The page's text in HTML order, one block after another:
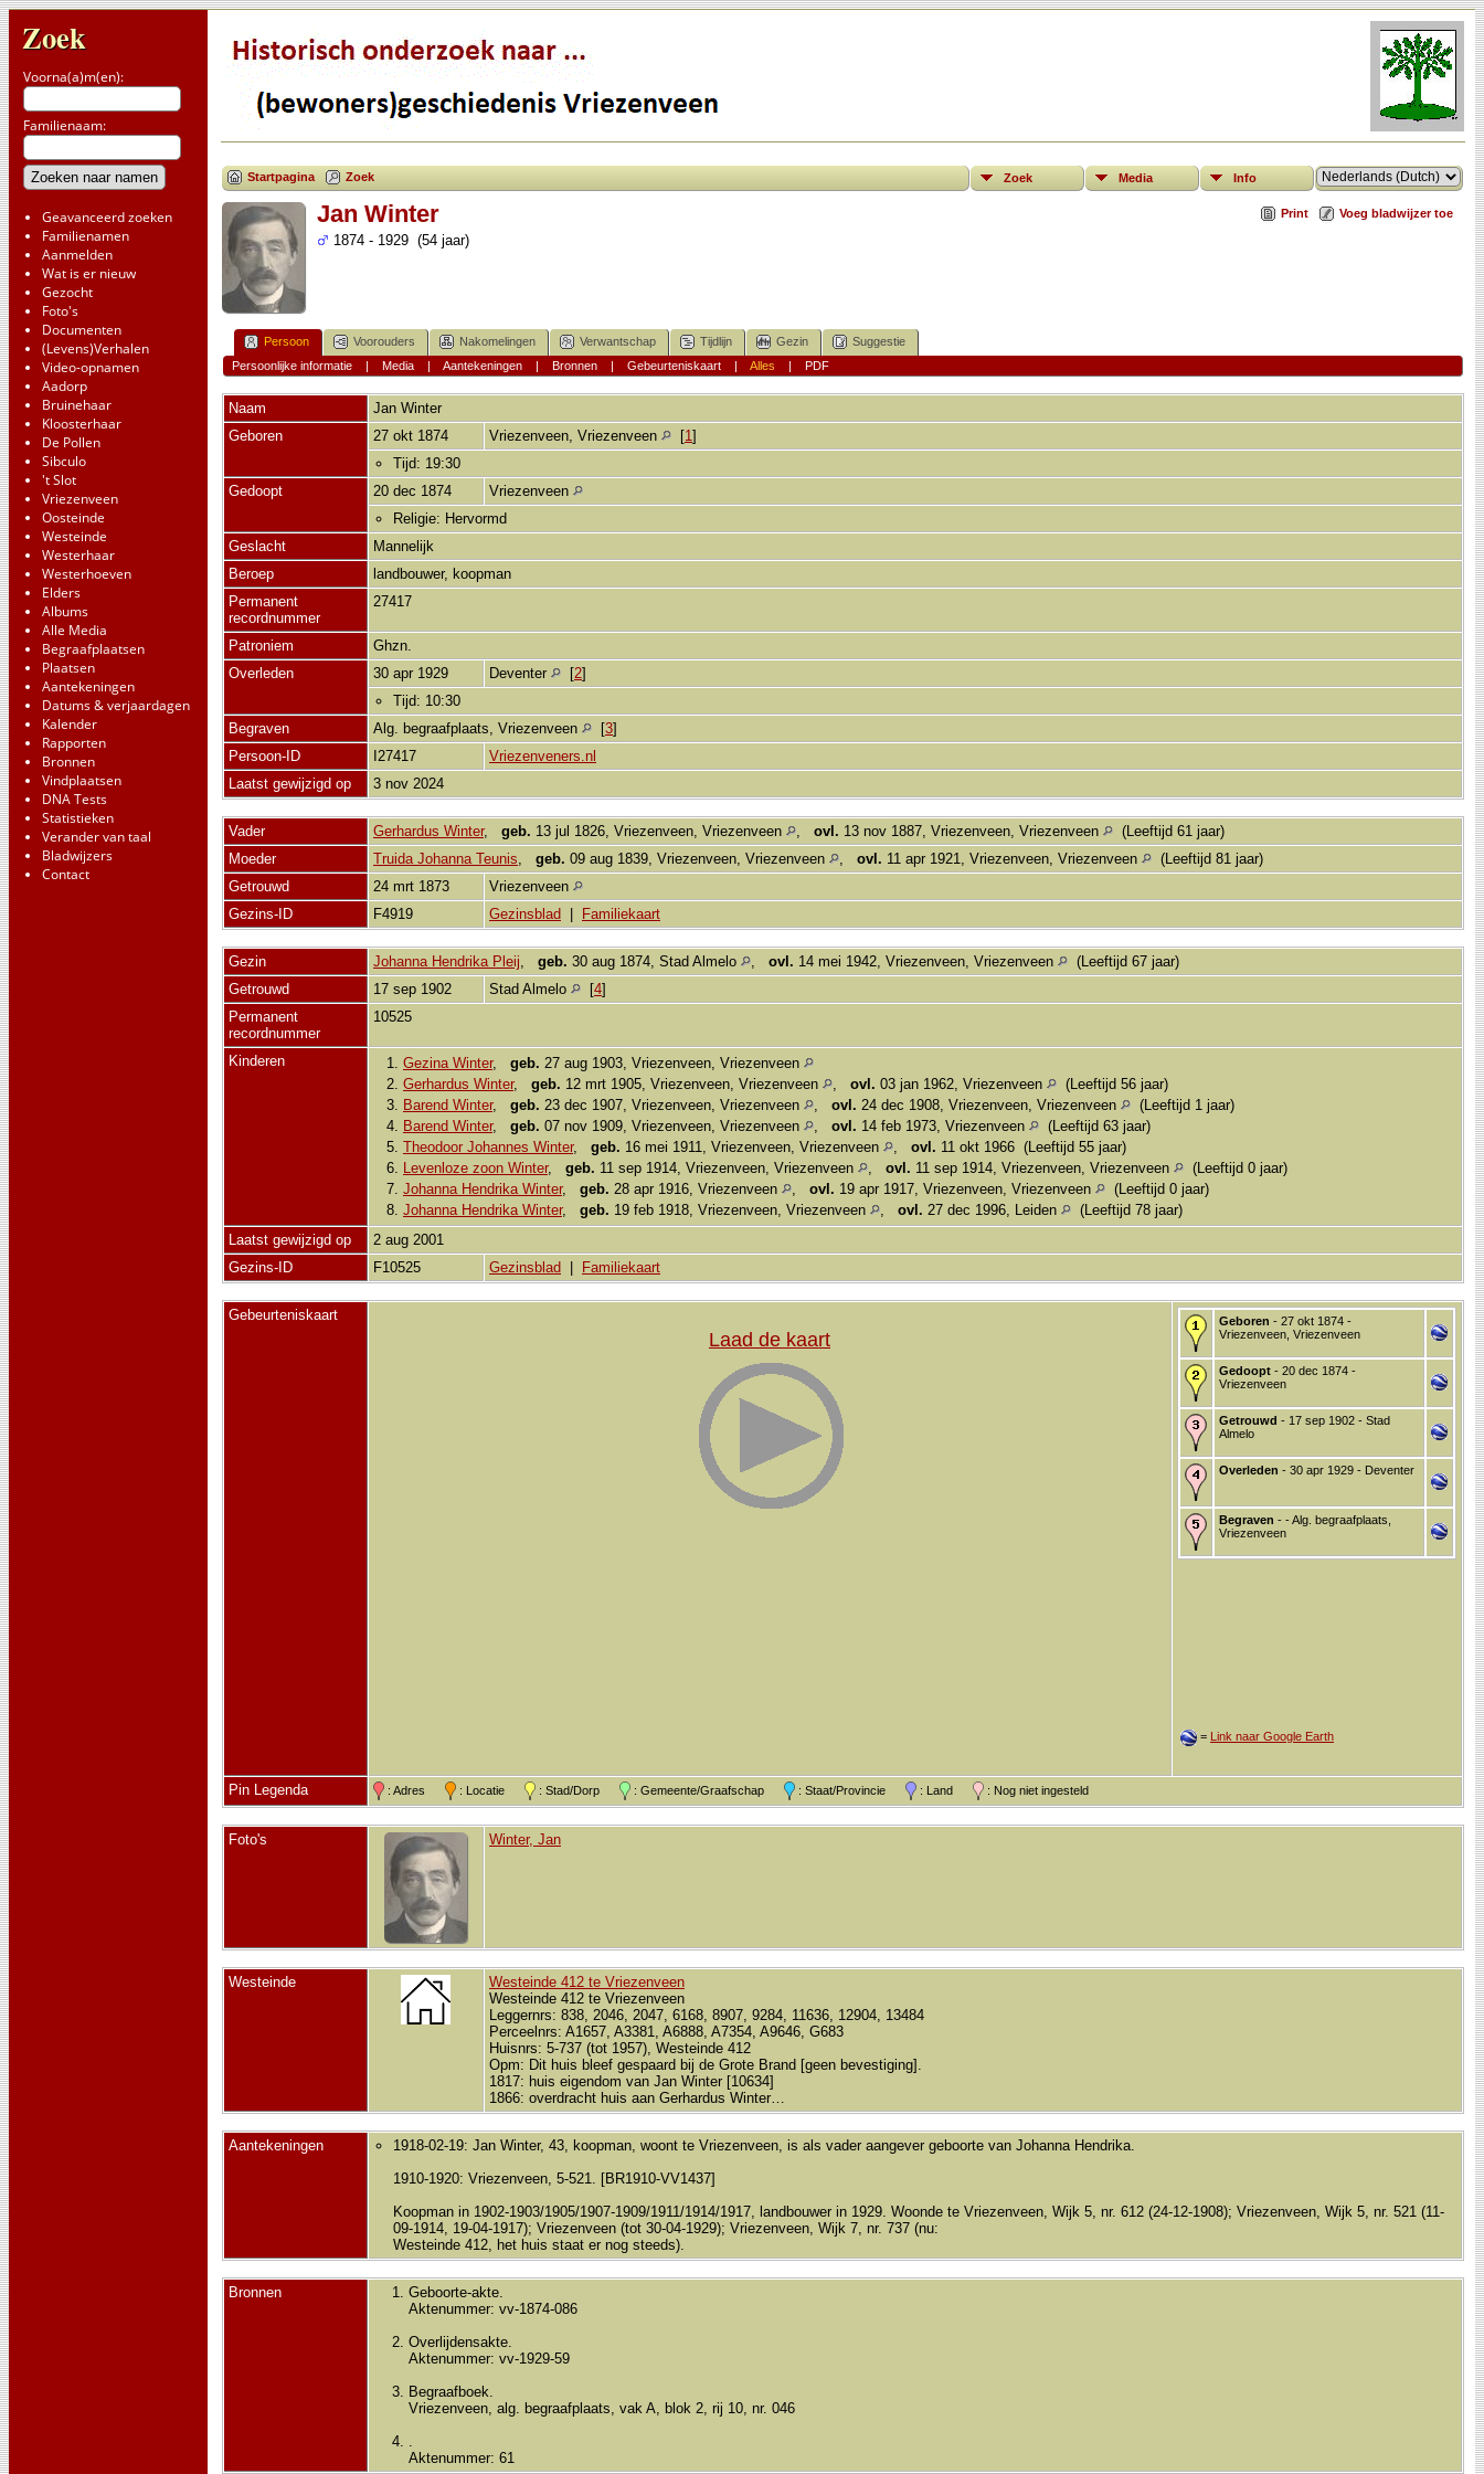
Zoek
Voorna(a)m(en):
Familienaam:
Geavanceerd zoeken
Familienamen
Aanmelden
Wat is er nieuw
Gezocht
Foto's
Documenten
(Levens)Verhalen
Video-opnamen
Aadorp
Bruinehaar
Kloosterhaar
De Pollen
Sibculo
't Slot
Vriezenveen
Oosteinde
Westeinde
Westerhaar
Westerhoeven
Elders
Albums
Alle Media
Begraafplaatsen
Plaatsen
Aantekeningen
Datums & verjaardagen
Kalender
Rapporten
Bronnen
Vindplaatsen
DNA Tests
Statistieken
Verander van taal
Bladwijzers
Contact
Startpagina Zoek Zoek Media Info
Print Voeg bladwijzer toe
Jan Winter
1874 - 1929 (54 jaar)
Persoon Voorouders Nakomelingen Verwantschap Tijdlijn Gezin
Suggestie
Persoonlijke informatie| Media| Aantekeningen| Bronnen| Gebeurteniskaart| Alles | PDF
Naam Jan Winter
Geboren
27 okt 1874 Vriezenveen, Vriezenveen [1]
Tijd: 19:30
Gedoopt
20 dec 1874
Vriezenveen
Religie: Hervormd
Geslacht
Mannelijk
Beroep
landbouwer, koopman
Permanent
recordnummer
27417
Patroniem
Ghzn.
Overleden
30 apr 1929 Deventer [2]
Tijd: 10:30
Begraven
Alg. begraafplaats, Vriezenveen [3]
Persoon-ID
I27417
Vriezenveners.nl
Laatst gewijzigd op
3 nov 2024
Vader Gerhardus Winter, geb. 13 jul 1826, Vriezenveen, Vriezenveen , ovl. 13 nov 1887, Vriezenveen, Vriezenveen
(Leeftijd 61 jaar)
Moeder
Truida Johanna Teunis, geb. 09 aug 1839, Vriezenveen, Vriezenveen , ovl. 11 apr 1921, Vriezenveen, Vriezenveen
(Leeftijd 81 jaar)
Getrouwd
24 mrt 1873
Vriezenveen
Gezins-ID
F4919 Gezinsblad Familiekaart
Gezin Johanna Hendrika Pleij, geb. 30 aug 1874, Stad Almelo , ovl. 14 mei 1942, Vriezenveen, Vriezenveen
(Leeftijd 67 jaar)
Getrouwd
17 sep 1902 Stad Almelo [4]
Permanent
recordnummer
10525
Kinderen 1. Gezina Winter, geb. 27 aug 1903, Vriezenveen, Vriezenveen
2. Gerhardus Winter, geb. 12 mrt 1905, Vriezenveen, Vriezenveen , ovl. 03 jan 1962, Vriezenveen
(Leeftijd 56 jaar)
3. Barend Winter, geb. 23 dec 1907, Vriezenveen, Vriezenveen , ovl. 24 dec 1908, Vriezenveen, Vriezenveen
(Leeftijd 1 jaar)
4. Barend Winter, geb. 07 nov 1909, Vriezenveen, Vriezenveen , ovl. 14 feb 1973, Vriezenveen
(Leeftijd 63 jaar)
5. Theodoor Johannes Winter, geb. 16 mei 1911, Vriezenveen, Vriezenveen , ovl. 11 okt 1966 (Leeftijd 55 jaar)
6. Levenloze zoon Winter, geb. 11 sep 1914, Vriezenveen, Vriezenveen , ovl. 11 sep 1914, Vriezenveen, Vriezenveen
(Leeftijd 0 jaar)
7. Johanna Hendrika Winter, geb. 28 apr 1916, Vriezenveen , ovl. 19 apr 1917, Vriezenveen, Vriezenveen
(Leeftijd 0 jaar)
8. Johanna Hendrika Winter, geb. 19 feb 1918, Vriezenveen, Vriezenveen , ovl. 27 dec 1996, Leiden
(Leeftijd 78 jaar)
Laatst gewijzigd op
2 aug 2001
Gezins-ID
F10525 Gezinsblad Familiekaart
Gebeurteniskaart
Laad de kaart
Geboren - 27 okt 1874 -
Vriezenveen, Vriezenveen
Gedoopt - 20 dec 1874 -
Vriezenveen
Getrouwd - 17 sep 1902 - Stad
Almelo
Overleden - 30 apr 1929 - Deventer
Begraven - - Alg. begraafplaats,
Vriezenveen
= Link naar Google Earth
Pin Legenda : Adres : Locatie : Stad/Dorp : Gemeente/Graafschap : Staat/Provincie : Land : Nog niet ingesteld
Foto's Winter, Jan
Westeinde
Westeinde 412 te Vriezenveen
Westeinde 412 te Vriezenveen
Leggernrs: 838, 2046, 2047, 6168, 8907, 9284, 11636, 12904, 13484
Perceelnrs: A1657, A3381, A6888, A7354, A9646, G683
Huisnrs: 5-737 (tot 1957), Westeinde 412
Opm: Dit huis bleef gespaard bij de Grote Brand [geen bevestiging].
1817: huis eigendom van Jan Winter [10634]
1866: overdracht huis aan Gerhardus Winter…
Aantekeningen
1918-02-19: Jan Winter, 43, koopman, woont te Vriezenveen, is als vader aangever geboorte van Johanna Hendrika.
1910-1920: Vriezenveen, 5-521. [BR1910-VV1437]
Koopman in 1902-1903/1905/1907-1909/1911/1914/1917, landbouwer in 1929. Woonde te Vriezenveen, Wijk 5, nr. 612 (24-12-1908); Vriezenveen, Wijk 5, nr. 521 (11-
09-1914, 19-04-1917); Vriezenveen (tot 30-04-1929); Vriezenveen, Wijk 7, nr. 737 (nu:
Westeinde 412, het huis staat er nog steeds).
Bronnen
Geboorte-akte.
Aktenummer: vv-1874-086
Overlijdensakte.
Aktenummer: vv-1929-59
Begraafboek.
Vriezenveen, alg. begraafplaats, vak A, blok 2, rij 10, nr. 046
.
Aktenummer: 61